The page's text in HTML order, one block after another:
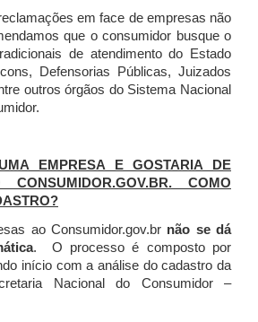
em face de empresas não
que o consumidor busque o
de atendimento do Estado
Defensorias Públicas, Juizados
outros órgãos do Sistema Nacional
EMPRESA E GOSTARIA DE
CONSUMIDOR.GOV.BR. COMO
ao Consumidor.gov.br não se dá
. O processo é composto por
início com a análise do cadastro da
Nacional do Consumidor –